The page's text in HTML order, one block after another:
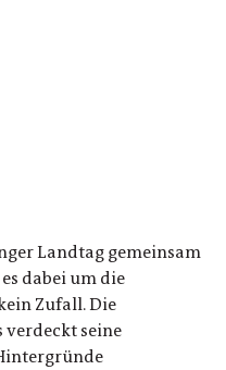
Landtag gemeinsam
dabei um die
Zufall. Die
verdeckt seine